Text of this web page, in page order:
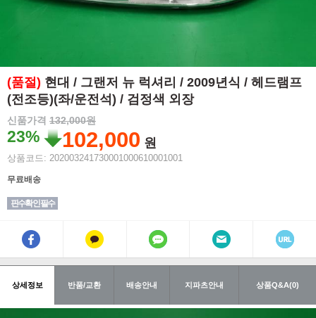
(품절) 현대 / 그랜저 뉴 럭셔리 / 2009년식 / 헤드램프
(전조등)(좌/운전석) / 검정색 외장
신품가격 132,000원
23% 102,000 원
상품코드: 202003241730001000610001001
무료배송
핀수확인 필수
상세정보 반품/교환 배송안내 지파츠안내 상품Q&A(0)